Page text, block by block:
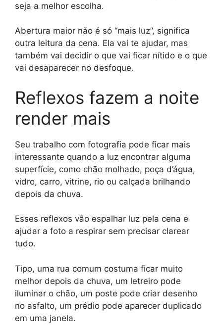
seja a melhor escolha.
Abertura maior não é só “mais luz”, significa
outra leitura da cena. Ela vai te ajudar, mas
também vai decidir o que vai ficar nítido e o que
vai desaparecer no desfoque.
Reflexos fazem a noite
render mais
Seu trabalho com fotografia pode ficar mais
interessante quando a luz encontrar alguma
superfície, como chão molhado, poça d’água,
vidro, carro, vitrine, rio ou calçada brilhando
depois da chuva.
Esses reflexos vão espalhar luz pela cena e
ajudar a foto a respirar sem precisar clarear
tudo.
Tipo, uma rua comum costuma ficar muito
melhor depois da chuva, um letreiro pode
iluminar o chão, um poste pode criar desenho
no asfalto, um prédio pode aparecer duplicado
em uma janela.